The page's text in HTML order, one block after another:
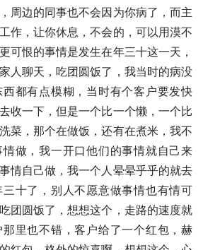
周边的同事也不会因为你病了，而主
作，让你休息，不会的，可以用漠不
可恨的事情是发生在年三十这一天，
人聊天，吃团圆饭了，我当时的病没
都有点模糊，当时有个客户要发快
收一下，但是一个比一个懒，一个比
菜，那个在做饭，还有在煮米，我不
做，我一开口他们的事情就自己来
情自己做，我一个人晕晕乎乎的就去
十了，别人不愿意做事情也有情可
团圆饭了，想想这个，走路的速度就
里也不错，客户给了一个红包，赫